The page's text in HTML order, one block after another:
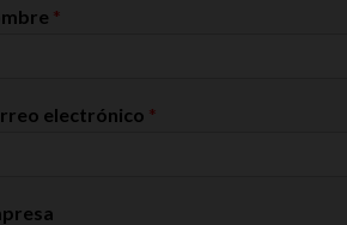
*
electrónico *